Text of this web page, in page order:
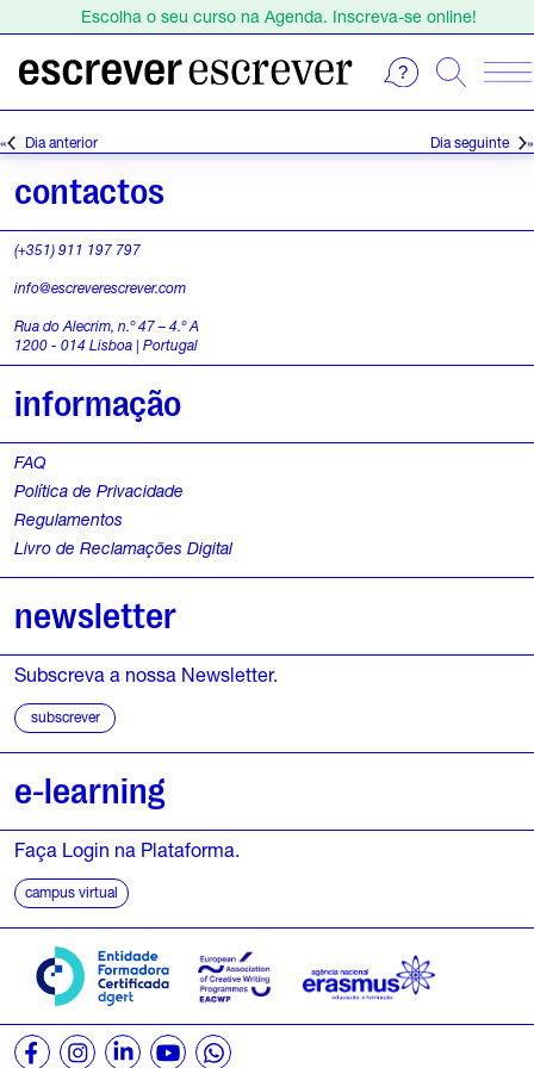
Escolha o seu curso na Agenda. Inscreva-se online!
Escolha o seu curso na Agenda. Inscreva-se online!
E
v
e
n
t
o
s
f
o
r
1
0
M
a
i
o
2
6
l
t
Dia anterior Dia seguinte
contactos
(+351) 911 197 797
info@escreverescrever.com
Rua do Alecrim, n.º 47 – 4.º A
1200 - 014 Lisboa | Portugal
informação
FAQ
Política de Privacidade
Regulamentos
Livro de Reclamações Digital
newsletter
Subscreva a nossa Newsletter.
subscrever
e-learning
Faça Login na Plataforma.
campus virtual